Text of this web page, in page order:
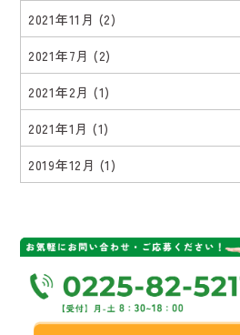
2021年11月 (2)
2021年7月 (2)
2021年2月 (1)
2021年1月 (1)
2019年12月 (1)